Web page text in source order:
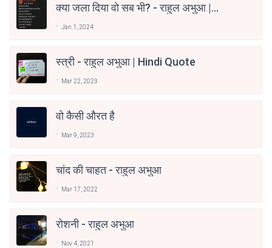
क्या जला दिया वो सब भी? - राहुल अभुआ |
Abhua | Hindi Poetry
Jan 1, 2024
स्त्री - राहुल अभुआ | Hindi Quote
Mar 22, 2023
वो कैसी औरत है
Mar 9, 2023
चांद की चाहत - राहुल अभुआ
Mar 17, 2022
रोशनी - राहुल अभुआ
Nov 4, 2021